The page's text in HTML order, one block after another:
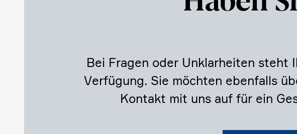
Bei Fragen oder Unklar­heiten steht
Verfü­gung. Sie möchten ebenfalls
Kontakt mit uns auf für ein